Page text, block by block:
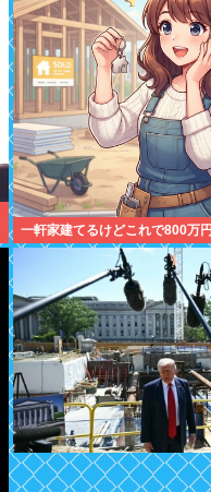
一軒家建てるけどこれで800万